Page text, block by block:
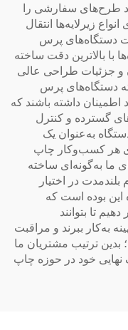
طرح‌های سفارشی را
زیرلایه‌ها انتقال
دستگاه‌های پرس
با بالاترین دقت ساخته
جزئیات طراحی عالی
دستگاه‌های پرس
اطمینان داشته باشند که
گسترده و کنترل
به‌عنوان یک
هر کسب‌وکار چاپ
ما به‌گونه‌ای ساخته
در اختیار
این بوده است که
تا بتوانند
به‌کار ببرند و مراقبت
بدین ترتیب مشتریان ما
نهایی خود در حوزه چاپ